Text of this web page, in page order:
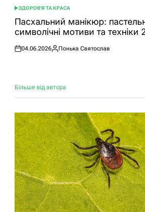
ОПУБЛІКУВАТИ
У
ЗДОРОВ'Я ТА КРАСА
Пасхальний манікюр:
символічні мотиви та техніки
Оприлюднено
04.06.2026
Опубліковано
Понька Святослав
Більше від автора